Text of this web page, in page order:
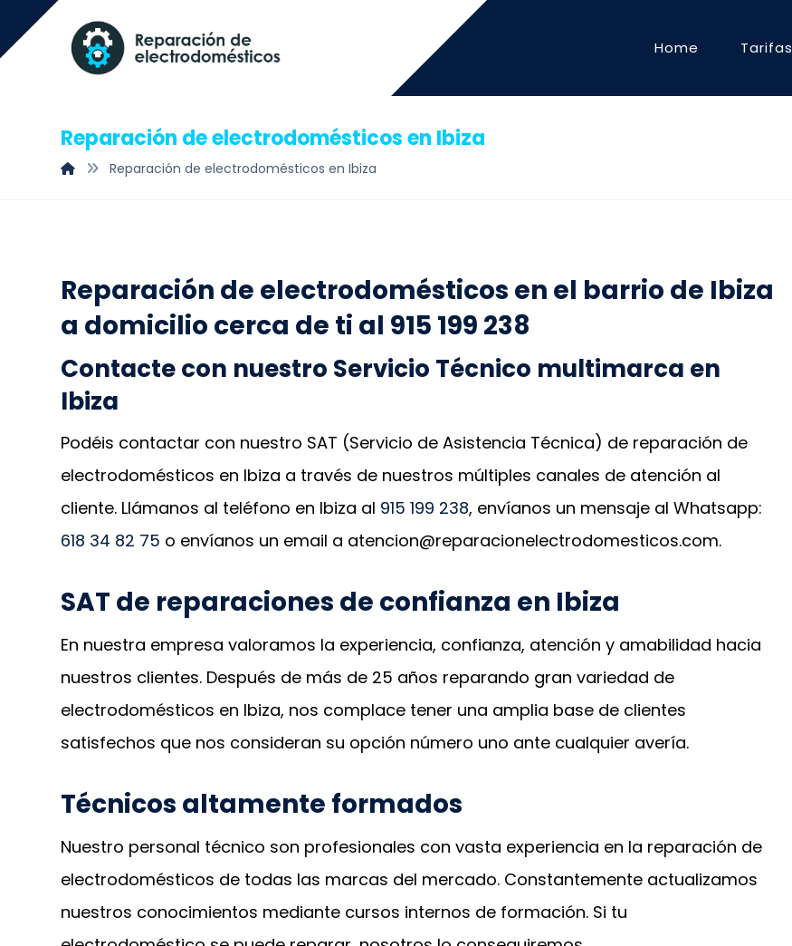
Home Tarifas
Reparación de electrodomésticos en Ibiza
Reparación de electrodomésticos en Ibiza
Reparación de electrodomésticos en el barrio de Ibiza
a domicilio cerca de ti al 915 199 238
Contacte con nuestro Servicio Técnico multimarca en
Ibiza
Podéis contactar con nuestro SAT (Servicio de Asistencia Técnica) de reparación de
electrodomésticos en Ibiza a través de nuestros múltiples canales de atención al
cliente. Llámanos al teléfono en Ibiza al 915 199 238, envíanos un mensaje al Whatsapp:
618 34 82 75 o envíanos un email a atencion@reparacionelectrodomesticos.com.
SAT de reparaciones de confianza en Ibiza
En nuestra empresa valoramos la experiencia, confianza, atención y amabilidad hacia
nuestros clientes. Después de más de 25 años reparando gran variedad de
electrodomésticos en Ibiza, nos complace tener una amplia base de clientes
satisfechos que nos consideran su opción número uno ante cualquier avería.
Técnicos altamente formados
Nuestro personal técnico son profesionales con vasta experiencia en la reparación de
electrodomésticos de todas las marcas del mercado. Constantemente actualizamos
nuestros conocimientos mediante cursos internos de formación. Si tu